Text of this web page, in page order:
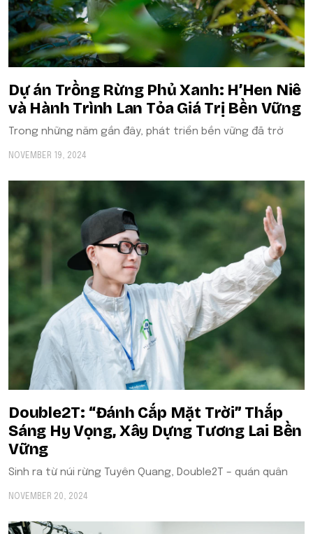
Dự án Trồng Rừng Phủ Xanh: H’Hen Niê
và Hành Trình Lan Tỏa Giá Trị Bền Vững
Trong những năm gần đây, phát triển bền vững đã trở
NOVEMBER 19, 2024
Double2T: “Đánh Cắp Mặt Trời” Thắp
Sáng Hy Vọng, Xây Dựng Tương Lai Bền
Vững
Sinh ra từ núi rừng Tuyên Quang, Double2T – quán quân
NOVEMBER 20, 2024